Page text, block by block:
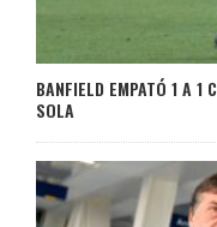
BANFIELD EMPATÓ 1 A 1
SOLA